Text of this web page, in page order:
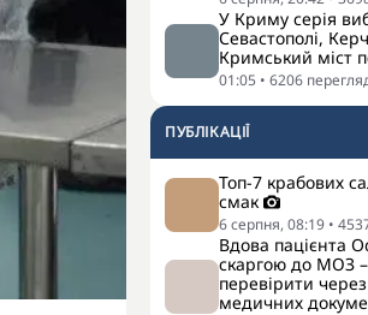
У Криму серія
Севастополі,
Кримський міст
01:05 • 6206
ПУБЛІКАЦІЇ
Топ-7 крабових
смак
6 серпня, 08:19 •
Вдова пацієнта
скаргою до МОЗ –
перевірити
медичних